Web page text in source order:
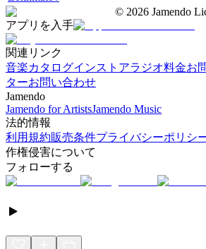
© 2026 Jamendo
アプリを入手
関連リンク
音楽カタログインストアラジオ料金お
ターお問い合わせ
Jamendo
Jamendo for ArtistsJamendo Music
法的情報
利用規約販売条件プライバシーポリシ
作権侵害について
フォローする